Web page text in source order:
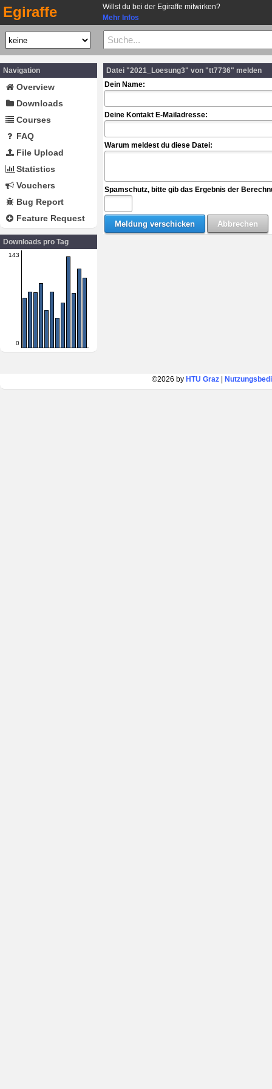
Egiraffe
Willst du bei der Egiraffe mitwirken?
Mehr Infos
Navigation
Overview
Downloads
Courses
FAQ
File Upload
Statistics
Vouchers
Bug Report
Feature Request
Downloads pro Tag
143
0
Datei "2021_Loesung3" von "tt7736" melden
Dein Name:
Deine Kontakt E-Mailadresse:
Warum meldest du diese Datei:
Spamschutz, bitte gib das Ergebnis der
©2026 by HTU Graz|